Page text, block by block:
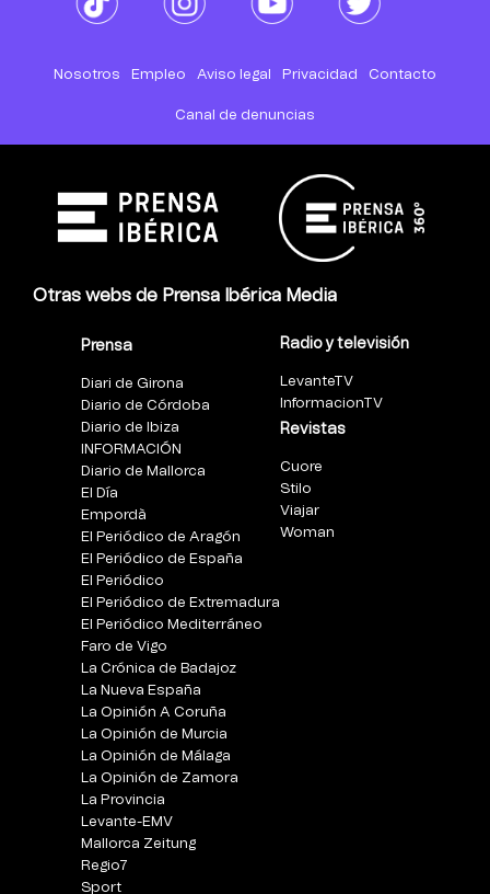
Nosotros Empleo Aviso legal Privacidad Contacto
Canal de denuncias
Otras webs de Prensa Ibérica Media
Prensa
Diari de Girona
Diario de Córdoba
Diario de Ibiza
INFORMACIÓN
Diario de Mallorca
El Día
Empordà
El Periódico de Aragón
El Periódico de España
El Periódico
El Periódico de Extremadura
El Periódico Mediterráneo
Faro de Vigo
La Crónica de Badajoz
La Nueva España
La Opinión A Coruña
La Opinión de Murcia
La Opinión de Málaga
La Opinión de Zamora
La Provincia
Levante-EMV
Mallorca Zeitung
Regio7
Sport
Radio y televisión
LevanteTV
InformacionTV
Revistas
Cuore
Stilo
Viajar
Woman